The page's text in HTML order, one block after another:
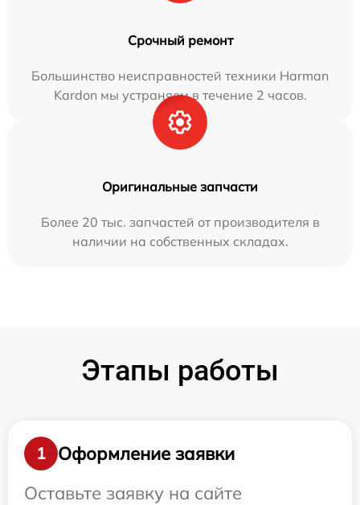
Срочный ремонт
Большинство неисправностей техники Harman
Kardon мы устраняем в течение 2 часов.
Оригинальные запчасти
Более 20 тыс. запчастей от производителя в
наличии на собственных складах.
Этапы работы
1
Оформление заявки
Оставьте заявку на сайте